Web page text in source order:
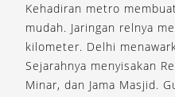
Kehadiran metro
mudah. Jaringan relnya
kilometer. Delhi
Sejarahnya menyisakan
Minar, dan Jama Masjid.